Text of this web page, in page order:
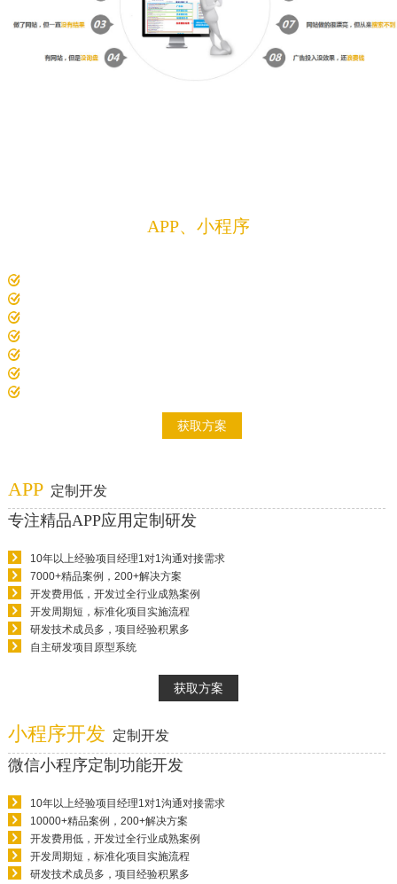
APP、小程序
获取方案
APP定制开发
专注精品APP应用定制研发
10年以上经验项目经理1对1沟通对接需求
7000+精品案例，200+解决方案
开发费用低，开发过全行业成熟案例
开发周期短，标准化项目实施流程
研发技术成员多，项目经验积累多
自主研发项目原型系统
获取方案
小程序开发 定制开发
微信小程序定制功能开发
10年以上经验项目经理1对1沟通对接需求
10000+精品案例，200+解决方案
开发费用低，开发过全行业成熟案例
开发周期短，标准化项目实施流程
研发技术成员多，项目经验积累多